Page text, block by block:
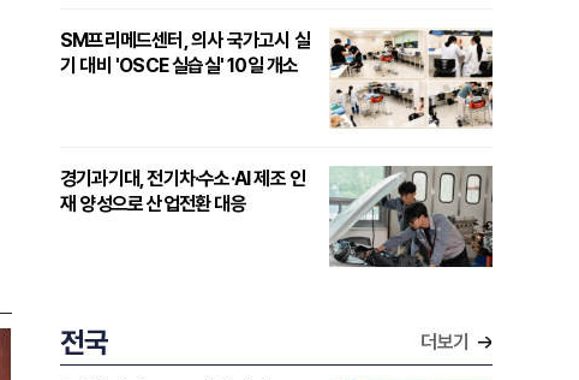
SM프리메드센터, 의사 국가고시 실
기 대비 'OSCE 실습실' 10일 개소
경기과기대, 전기차·수소·AI 제조 인
재 양성으로 산업전환 대응
전국 더보기